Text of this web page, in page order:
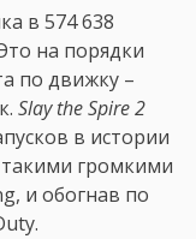
в 574 638
на порядки
по движку –
Slay the Spire 2
в истории
громкими
и обогнав по